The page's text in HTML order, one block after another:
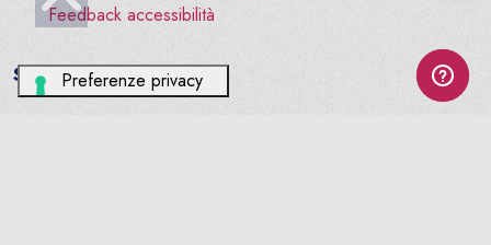
Feedback accessibilità
Social